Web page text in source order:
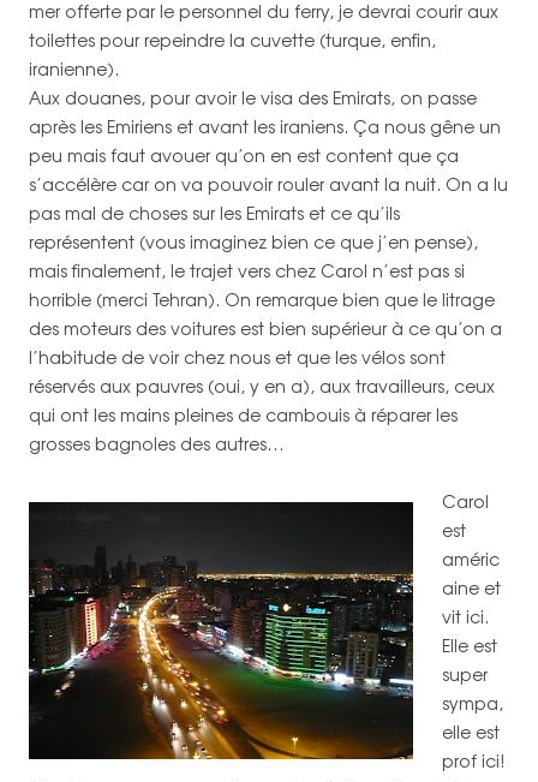
mer offerte par le personnel du ferry, je devrai courir aux
toilettes pour repeindre la cuvette (turque, enfin,
iranienne).
Aux douanes, pour avoir le visa des Emirats, on passe
après les Emiriens et avant les iraniens. Ça nous gêne un
peu mais faut avouer qu’on en est content que ça
s’accélère car on va pouvoir rouler avant la nuit. On a lu
pas mal de choses sur les Emirats et ce qu’ils
représentent (vous imaginez bien ce que j’en pense),
mais finalement, le trajet vers chez Carol n’est pas si
horrible (merci Tehran). On remarque bien que le litrage
des moteurs des voitures est bien supérieur à ce qu’on a
l’habitude de voir chez nous et que les vélos sont
réservés aux pauvres (oui, y en a), aux travailleurs, ceux
qui ont les mains pleines de cambouis à réparer les
grosses bagnoles des autres…
Carol
est
améric
aine et
vit ici.
Elle est
super
sympa,
elle est
prof ici!